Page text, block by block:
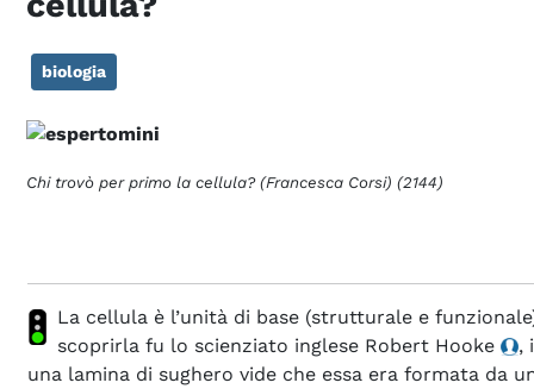
biologia
Chi trovò per primo la cellula? (Francesca Corsi) (2144)
La cellula è l’unità di base (strutturale e
scoprirla fu lo scienziato inglese Robert Hooke
,
una lamina di sughero vide che essa era formata da